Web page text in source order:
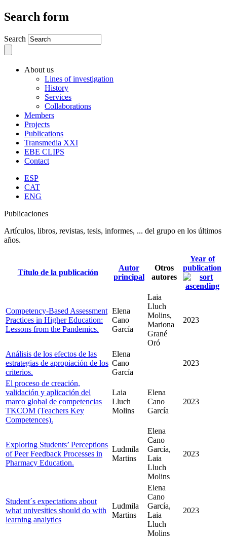
Search form
Search
About us
Lines of investigation
History
Services
Collaborations
Members
Projects
Publications
Transmedia XXI
EBE CLIPS
Contact
ESP
CAT
ENG
Publicaciones
Artículos, libros, revistas, tesis, informes, ... del grupo en los últimos
años.
Título de la publicación
Autor
principal
Otros
autores
Year of
publication
Competency-Based Assessment
Practices in Higher Education:
Lessons from the Pandemics.
Elena
Cano
García
Laia
Lluch
Molins,
Mariona
Grané
Oró
2023
Análisis de los efectos de las
estrategias de apropiación de los
criterios.
Elena
Cano
García
2023
El proceso de creación,
validación y aplicación del
marco global de competencias
TKCOM (Teachers Key
Competences).
Laia
Lluch
Molins
Elena
Cano
García
2023
Exploring Students’ Perceptions
of Peer Feedback Processes in
Pharmacy Education.
Ludmila
Martins
Elena
Cano
García,
Laia
Lluch
Molins
2023
Student´s expectations about
what univesities should do with
learning analytics
Ludmila
Martins
Elena
Cano
García,
Laia
Lluch
Molins
2023